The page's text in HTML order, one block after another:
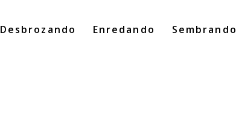
Desbrozando Enredando Sembrando